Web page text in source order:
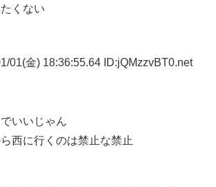
くない
01(金) 18:36:55.64 ID:jQMzzvBT0.net
いいじゃん
西に行くのは禁止な禁止